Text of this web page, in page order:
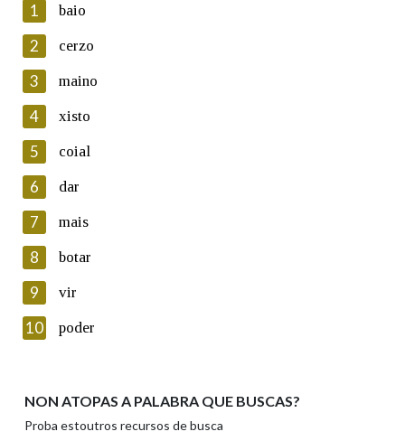
En cumprimento da normativa vixente en materia de
Protección de Datos de Carácter Persoal, a Real Academia
Galega informa a aqueles usuarios que faciliten o seu correo
electrónico, así como calquera outra información de carácter
persoal, que estes datos serán obxecto de tratamento
automatizado de carácter confidencial e incorporados aos seus
ficheiros informáticos. Así mesmo, os usuarios poderán exercer o
seu dereito de acceso, rectificación, oposición e cancelación dos
seus datos poñéndose en contacto connosco.
Lin e acepto as condicións da política de
Introduce o código que aparece na imaxe:
Texto de verificación
1 baio
2 cerzo
3 maino
4 xisto
5 coial
6 dar
7 mais
8 botar
9 vir
10 poder
NON ATOPAS A PALABRA QUE BUSCAS?
Proba estoutros recursos de busca